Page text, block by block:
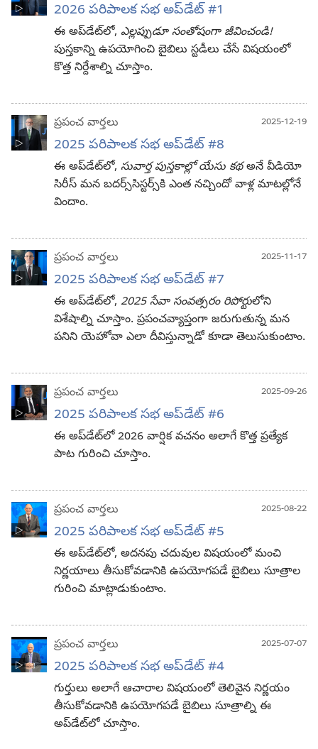
2026 పరిపాలక సభ అప్‌డేట్‌ #1
ఈ అప్‌డేట్‌లో, ఎల్లప్పుడూ సంతోషంగా జీవించండి!
పుస్తకాన్ని ఉపయోగించి బైబిలు స్టడీలు చేసే విషయంలో
కొత్త నిర్దేశాల్ని చూస్తాం.
2025-12-19
ప్రపంచ వార్తలు
2025 పరిపాలక సభ అప్‌డేట్‌ #8
ఈ అప్‌డేట్‌లో, సువార్త పుస్తకాల్లో యేసు కథఅనే వీడియో
సిరీస్‌ మన బదర్స్‌సిస్టర్స్‌కి ఎంత నచ్చిందో వాళ్ల మాటల్లోనే
విందాం.
2025-11-17
ప్రపంచ వార్తలు
2025 పరిపాలక సభ అప్‌డేట్‌ #7
ఈ అప్‌డేట్‌లో, 2025 సేవా సంవత్సరం రిపోర్టులోని
విశేషాల్ని చూస్తాం. ప్రపంచవ్యాప్తంగా జరుగుతున్న మన
పనిని యెహోవా ఎలా దీవిస్తున్నాడో కూడా తెలుసుకుంటాం.
2025-09-26
ప్రపంచ వార్తలు
2025 పరిపాలక సభ అప్‌డేట్‌ #6
ఈ అప్‌డేట్‌లో 2026 వార్షిక వచనం అలాగే కొత్త ప్రత్యేక
పాట గురించి చూస్తాం.
2025-08-22
ప్రపంచ వార్తలు
2025 పరిపాలక సభ అప్‌డేట్‌ #5
ఈ అప్‌డేట్‌లో, అదనపు చదువుల విషయంలో మంచి
నిర్ణయాలు తీసుకోవడానికి ఉపయోగపడే బైబిలు సూత్రాల
గురించి మాట్లాడుకుంటాం.
2025-07-07
ప్రపంచ వార్తలు
2025 పరిపాలక సభ అప్‌డేట్‌ #4
గుర్తులు అలాగే ఆచారాల విషయంలో తెలివైన నిర్ణయం
తీసుకోవడానికి ఉపయోగపడే బైబిలు సూత్రాల్ని ఈ
అప్‌డేట్‌లో చూస్తాం.